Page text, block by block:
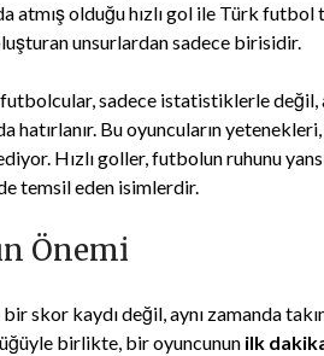
atmış olduğu hızlı gol ile Türk futbol
unsurlardan sadece birisidir.
futbolcular, sadece istatistiklerle değil,
hatırlanır. Bu oyuncuların
Hızlı goller, futbolun ruhunu
temsil eden isimlerdir.
Önemi
bir skor kaydı değil, aynı zamanda
birlikte, bir oyuncunun ilk